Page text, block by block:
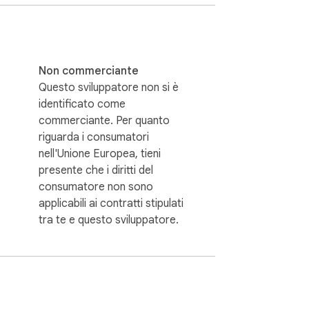
Non commerciante
Questo sviluppatore non si è
identificato come
commerciante. Per quanto
riguarda i consumatori
nell'Unione Europea, tieni
presente che i diritti del
consumatore non sono
applicabili ai contratti stipulati
tra te e questo sviluppatore.